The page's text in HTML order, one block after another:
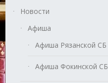
Новости
Афиша
Афиша Рязанской СБ
Афиша Фокинской СБ